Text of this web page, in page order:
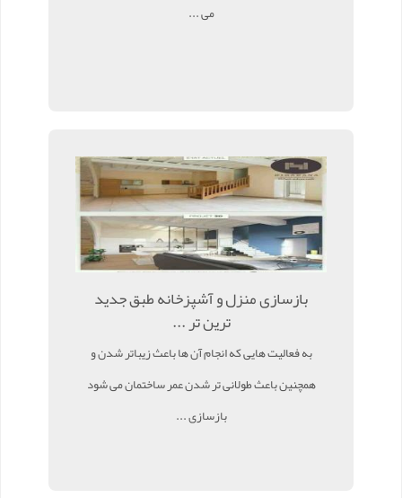
می ...
بازسازی منزل و آشپزخانه طبق جدید
ترین تر ...
به فعالیت هایی که انجام آن ها باعث زیباتر شدن و
همچنین باعث طولانی تر شدن عمر ساختمان می شود
بازسازی ...